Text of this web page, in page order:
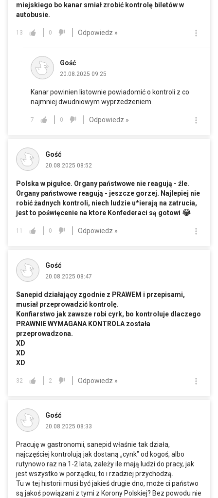
miejskiego bo kanar smiał zrobić kontrolę biletów w
autobusie.
13 0 Odpowiedz »
Gość
20.08.2025 09:25
Kanar powinien listownie powiadomić o kontroli z co
najmniej dwudniowym wyprzedzeniem.
7 0 Odpowiedz »
Gość
20.08.2025 08:52
Polska w pigułce. Organy państwowe nie reagują - źle.
Organy państwowe reagują - jeszcze gorzej. Najlepiej nie
robić żadnych kontroli, niech ludzie u*ierają na zatrucia,
jest to poświęcenie na ktore Konfederaci są gotowi 😂
11 0 Odpowiedz »
Gość
20.08.2025 08:47
Sanepid działający zgodnie z PRAWEM i przepisami,
musiał przeprowadzić kontrolę.
Konfiarstwo jak zawsze robi cyrk, bo kontroluje dlaczego
PRAWNIE WYMAGANA KONTROLA została
przeprowadzona.
XD
XD
XD
32 2 Odpowiedz »
Gość
20.08.2025 08:33
Pracuję w gastronomii, sanepid właśnie tak działa,
najczęściej kontrolują jak dostaną „cynk” od kogoś, albo
rutynowo raz na 1-2 lata, zależy ile mają ludzi do pracy, jak
jest wszystko w porządku, to i rzadziej przychodzą.
Tu w tej historii musi być jakieś drugie dno, może ci państwo
są jakoś powiązani z tymi z Korony Polskiej? Bez powodu nie